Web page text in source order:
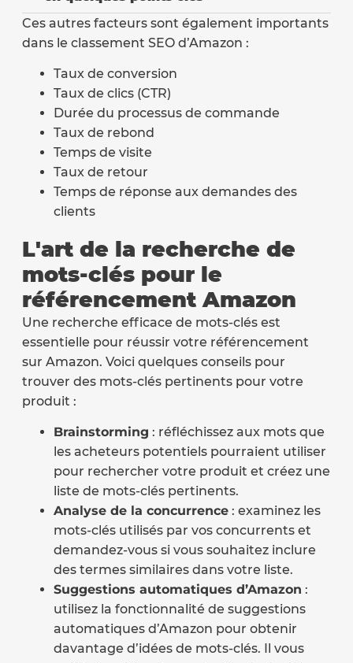
Ces autres facteurs sont également importants
dans le classement SEO d’Amazon :
Taux de conversion
Taux de clics (CTR)
Durée du processus de commande
Taux de rebond
Temps de visite
Taux de retour
Temps de réponse aux demandes des
clients
L'art de la recherche de
mots-clés pour le
référencement Amazon
Une recherche efficace de mots-clés est
essentielle pour réussir votre référencement
sur Amazon. Voici quelques conseils pour
trouver des mots-clés pertinents pour votre
produit :
Brainstorming : réfléchissez aux mots que
les acheteurs potentiels pourraient utiliser
pour rechercher votre produit et créez une
liste de mots-clés pertinents.
Analyse de la concurrence: examinez les
mots-clés utilisés par vos concurrents et
demandez-vous si vous souhaitez inclure
des termes similaires dans votre liste.
Suggestions automatiques d’Amazon :
utilisez la fonctionnalité de suggestions
automatiques d’Amazon pour obtenir
davantage d’idées de mots-clés. Il vous